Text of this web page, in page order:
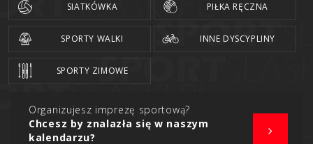
SIATKÓWKA PIŁKA RĘCZNA
SPORTY WALKI INNE DYSCYPLINY
SPORTY ZIMOWE
Organizujesz imprezę sportową?
Chcesz by znalazła się w naszym
kalendarzu?